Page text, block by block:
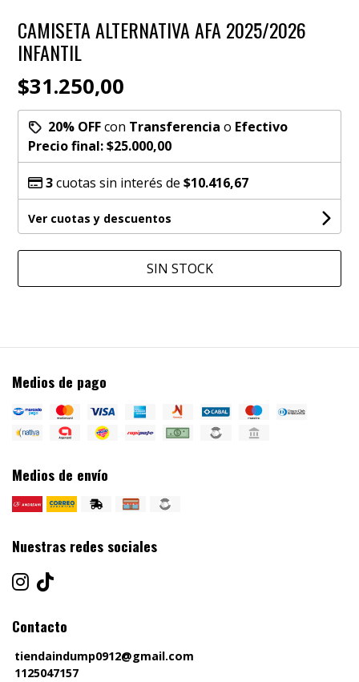
CAMISETA ALTERNATIVA AFA 2025/2026
INFANTIL
$31.250,00
20% OFFcon Transferencia o Efectivo
Precio final:$25.000,00
3cuotas sin interés de$10.416,67
Ver cuotas y descuentos
SIN STOCK
Medios de pago
Medios de envío
Nuestras redes sociales
Contacto
tiendaindump0912@gmail.com
1125047157